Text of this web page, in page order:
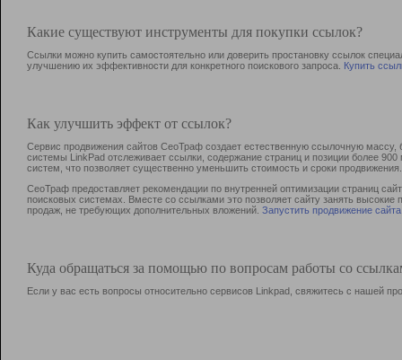
Какие существуют инструменты для покупки ссылок?
Ссылки можно купить самостоятельно или доверить простановку ссылок
улучшению их эффективности для конкретного поискового запроса. Купить
Как улучшить эффект от ссылок?
Сервис продвижения сайтов СеоТраф создает естественную ссылочную
системы LinkPad отслеживает ссылки, содержание страниц и позиции более
систем, что позволяет существенно уменьшить стоимость и сроки продвижения.
СеоТраф предоставляет рекомендации по внутренней оптимизации страниц
поисковых системах. Вместе со ссылками это позволяет сайту занять
продаж, не требующих дополнительных вложений. Запустить продвижение сайта
Куда обращаться за помощью по вопросам работы со
Если у вас есть вопросы относительно сервисов Linkpad, свяжитесь с нашей